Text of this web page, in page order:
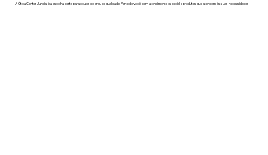
A Ótica Center Jundiaí é a escolha certa para óculos de grau de qualidade. Perto de você, com atendimento especial e produtos que atendem às suas necessidades.